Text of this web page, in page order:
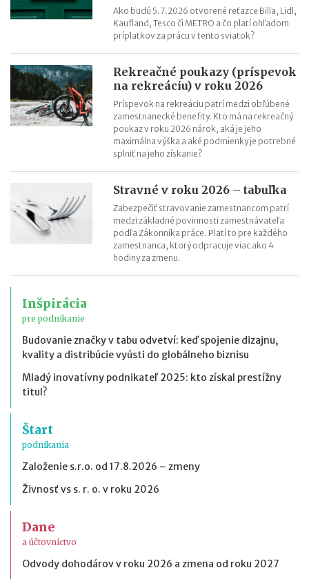
Ako budú 5.7.2026 otvorené reťazce Billa, Lidl,
Kaufland, Tesco či METRO a čo platí ohľadom
príplatkov za prácu v tento sviatok?
Rekreačné poukazy (príspevok
na rekreáciu) v roku 2026
Príspevok na rekreáciu patrí medzi obľúbené
zamestnanecké benefity. Kto má na rekreačný
poukaz v roku 2026 nárok, aká je jeho
maximálna výška a aké podmienky je potrebné
splniť na jeho získanie?
Stravné v roku 2026 – tabuľka
Zabezpečiť stravovanie zamestnancom patrí
medzi základné povinnosti zamestnávateľa
podľa Zákonníka práce. Platí to pre každého
zamestnanca, ktorý odpracuje viac ako 4
hodiny za zmenu.
Inšpirácia
pre podnikanie
Budovanie značky v tabu odvetví: keď spojenie dizajnu,
kvality a distribúcie vyústi do globálneho biznisu
Mladý inovatívny podnikateľ 2025: kto získal prestížny
titul?
Štart
podnikania
Založenie s.r.o. od 17.8.2026 – zmeny
Živnosť vs s. r. o. v roku 2026
Dane
a účtovníctvo
Odvody dohodárov v roku 2026 a zmena od roku 2027